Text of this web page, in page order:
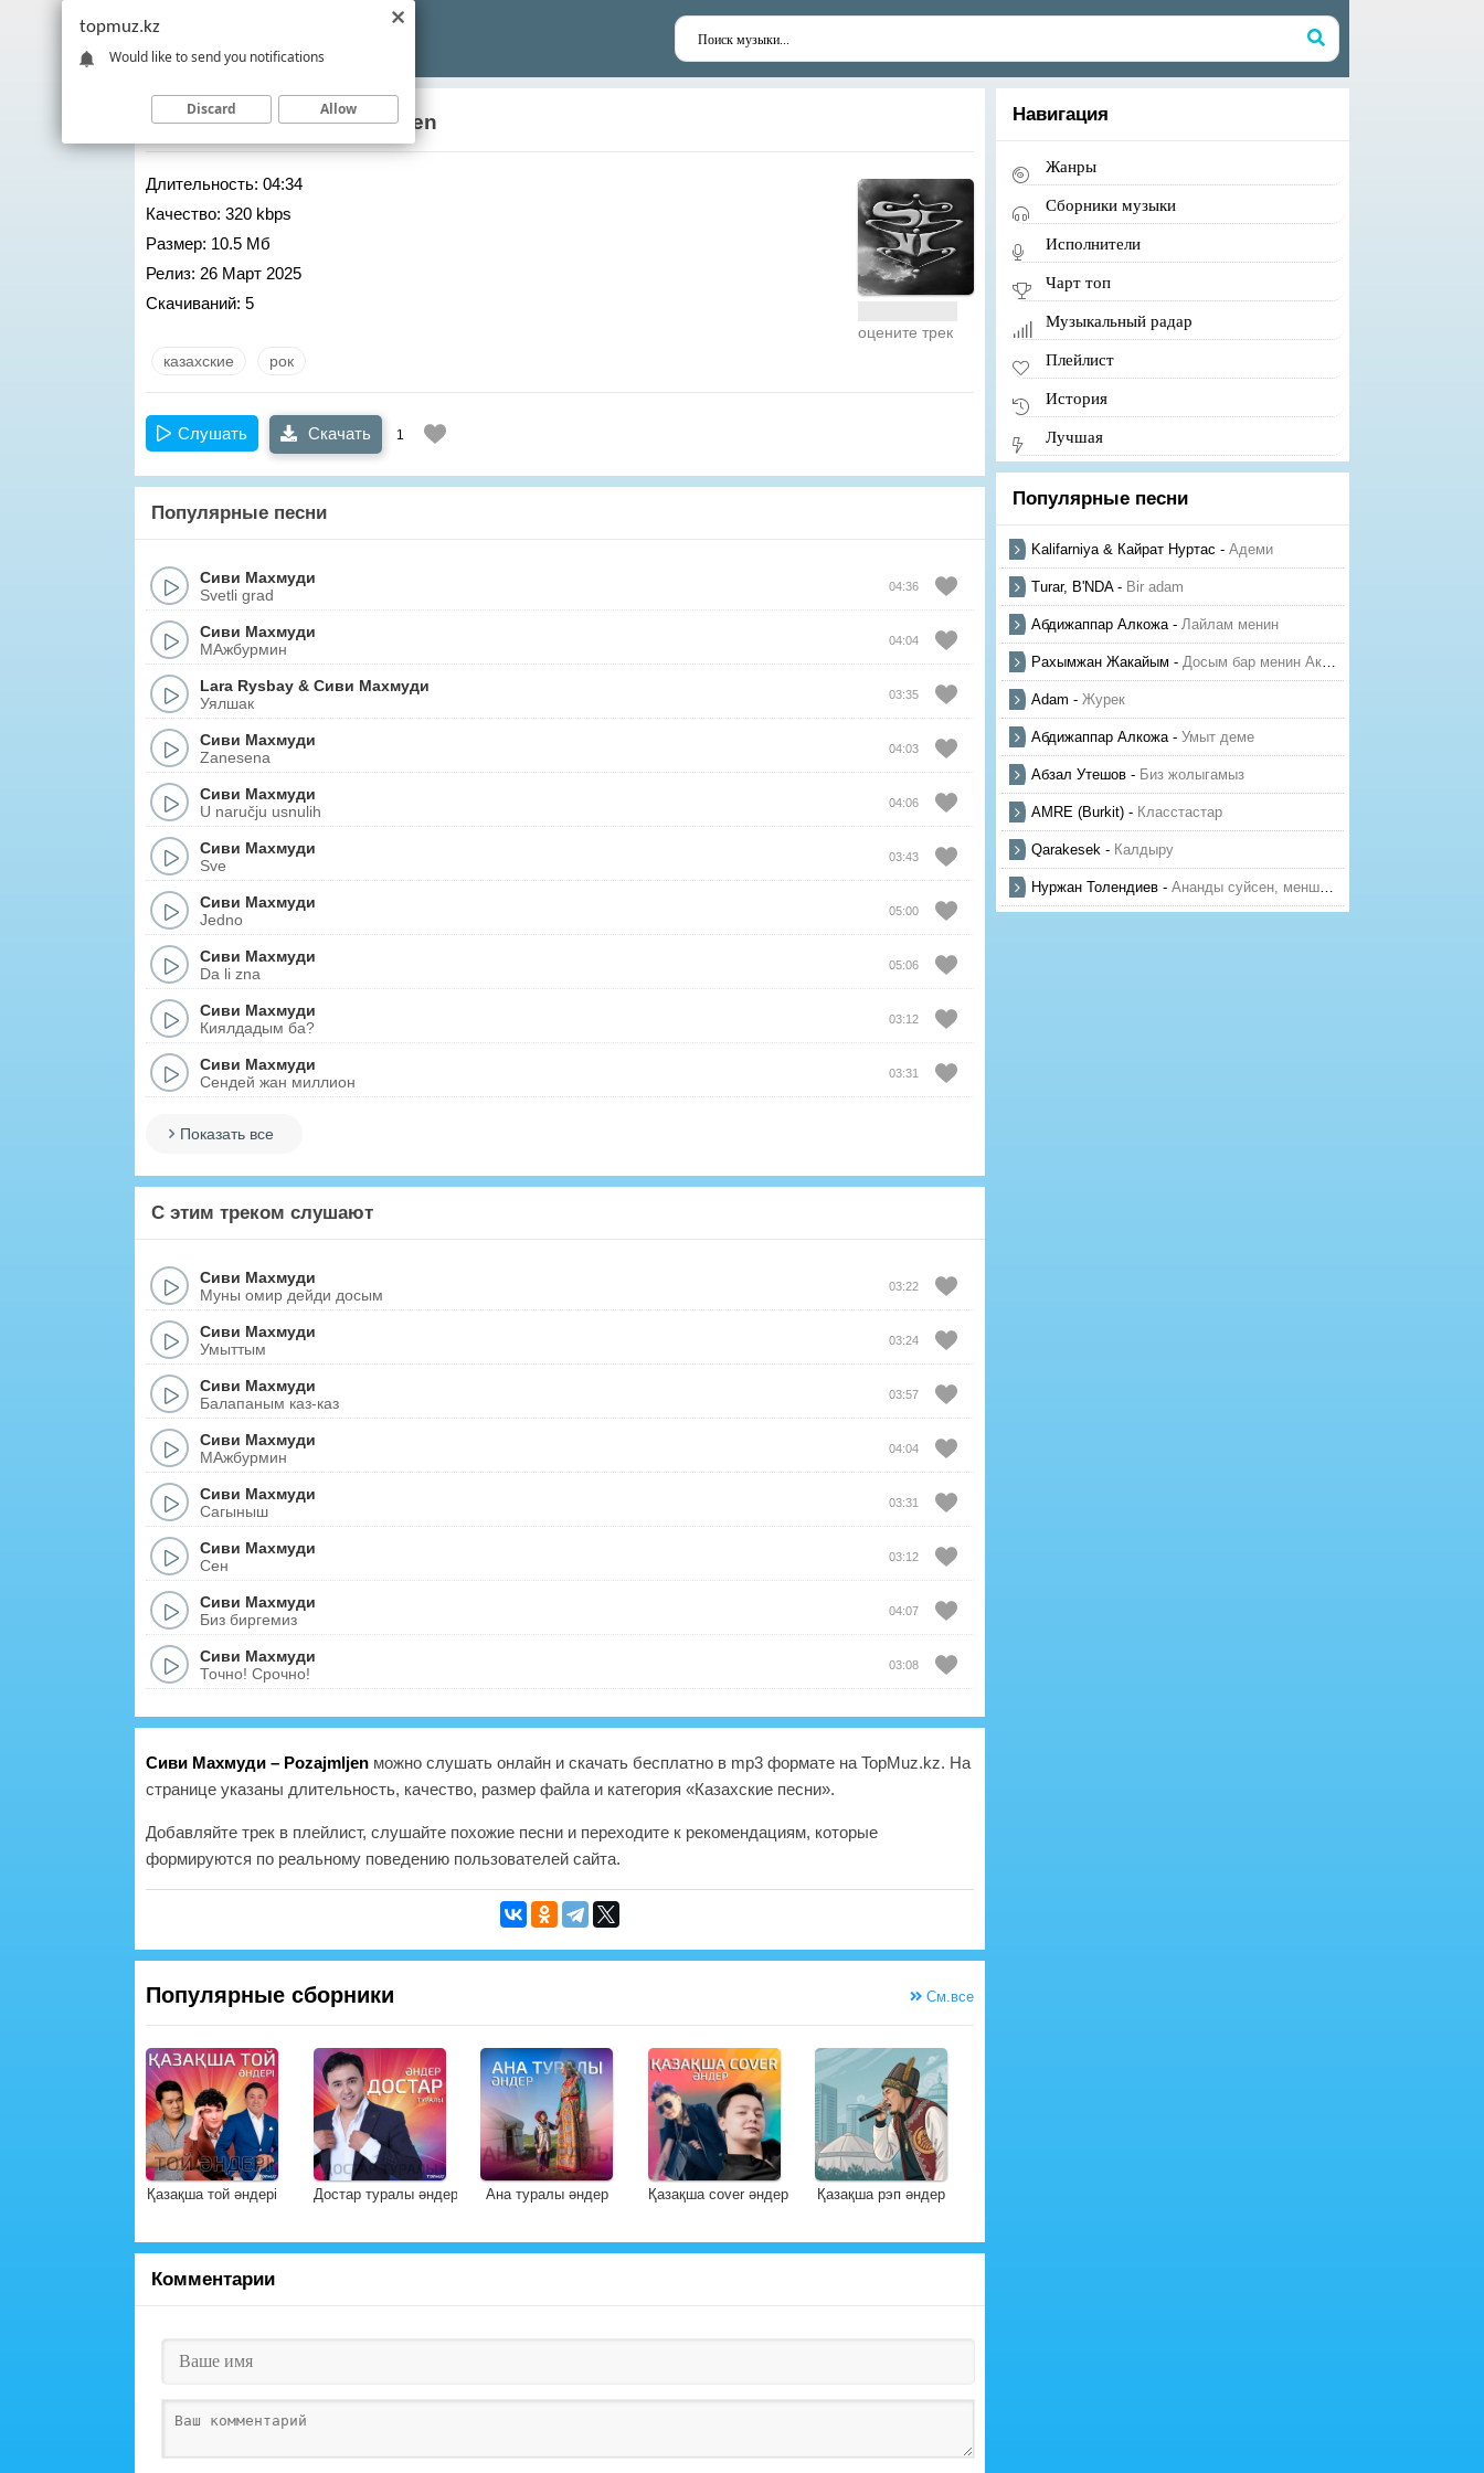
Сиви Махмуди– Pozajmljen
Длительность: 04:34
Качество: 320 kbps
Размер: 10.5 Мб
Релиз: 26 Март 2025
Скачиваний: 5
оцените трек
казахские рок
Слушать Скачать 1
Популярные песни
Сиви Махмуди
Svetli grad
04:36
Сиви Махмуди
МАжбурмин
04:04
Lara Rysbay & Сиви Махмуди
Уялшак
03:35
Сиви Махмуди
Zanesena
04:03
Сиви Махмуди
U naručju usnulih
04:06
Сиви Махмуди
Sve
03:43
Сиви Махмуди
Jedno
05:00
Сиви Махмуди
Da li zna
05:06
Сиви Махмуди
Киялдадым ба?
03:12
Сиви Махмуди
Сендей жан миллион
03:31
Показать все
С этим треком слушают
Сиви Махмуди
Муны омир дейди досым
03:22
Сиви Махмуди
Умыттым
03:24
Сиви Махмуди
Балапаным каз-каз
03:57
Сиви Махмуди
МАжбурмин
04:04
Сиви Махмуди
Сагыныш
03:31
Сиви Махмуди
Сен
03:12
Сиви Махмуди
Биз биргемиз
04:07
Сиви Махмуди
Точно! Срочно!
03:08
Сиви Махмуди – Pozajmljen можно слушать онлайн и скачать бесплатно в mp3 формате на TopMuz.kz. На
странице указаны длительность, качество, размер файла и категория «Казахские песни».
Добавляйте трек в плейлист, слушайте похожие песни и переходите к рекомендациям, которые
формируются по реальному поведению пользователей сайта.
Популярные сборники См.все
Қазақша той әндері Достар туралы әндер Ана туралы әндер Қазақша cover әндер Қазақша рэп әндер
Комментарии
Навигация
Жанры
Сборники музыки
Исполнители
Чарт топ
Музыкальный радар
Плейлист
История
Лучшая
Популярные песни
Kalifarniya & Кайрат Нуртас - Адеми
Turar, B'NDA- Bir adam
Абдижаппар Алкожа- Лайлам менин
Рахымжан Жакайым - Досым бар менин Актауда
Adam - Журек
Абдижаппар Алкожа- Умыт деме
Абзал Утешов - Биз жолыгамыз
AMRE (Burkit) - Класстастар
Qarakesek - Калдыру
Нуржан Толендиев - Ананды суйсен, менше суй
topmuz.kz
Would like to send you notifications
Discard Allow